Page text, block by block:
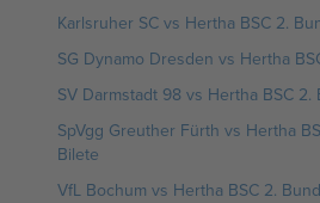
Karlsruher SC vs Hertha BSC 2.
SG Dynamo Dresden vs Hertha
SV Darmstadt 98 vs Hertha BSC
SpVgg Greuther Fürth vs Hertha
Bilete
VfL Bochum vs Hertha BSC 2.